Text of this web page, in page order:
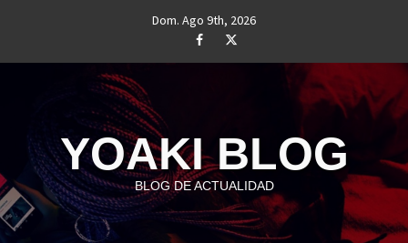
Dom. Ago 9th, 2026
#
#
YOAKI BLOG
BLOG DE ACTUALIDAD